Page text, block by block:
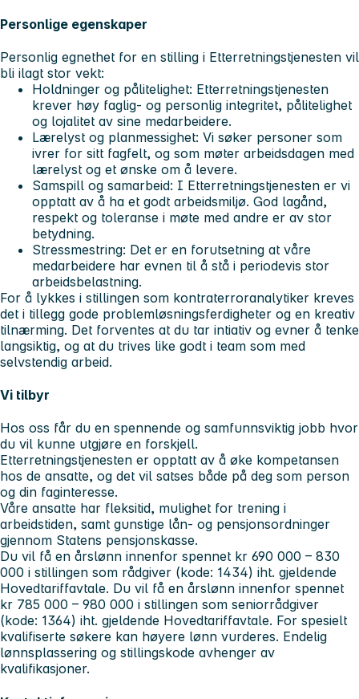
Personlige egenskaper
Personlig egnethet for en stilling i Etterretningstjenesten vil
bli ilagt stor vekt:
Holdninger og pålitelighet: Etterretningstjenesten
krever høy faglig- og personlig integritet, pålitelighet
og lojalitet av sine medarbeidere.
Lærelyst og planmessighet: Vi søker personer som
ivrer for sitt fagfelt, og som møter arbeidsdagen med
lærelyst og et ønske om å levere.
Samspill og samarbeid: I Etterretningstjenesten er vi
opptatt av å ha et godt arbeidsmiljø. God lagånd,
respekt og toleranse i møte med andre er av stor
betydning.
Stressmestring: Det er en forutsetning at våre
medarbeidere har evnen til å stå i periodevis stor
arbeidsbelastning.
For å lykkes i stillingen som kontraterroranalytiker kreves
det i tillegg gode problemløsningsferdigheter og en kreativ
tilnærming. Det forventes at du tar intiativ og evner å tenke
langsiktig, og at du trives like godt i team som med
selvstendig arbeid.
Vi tilbyr
Hos oss får du en spennende og samfunnsviktig jobb hvor
du vil kunne utgjøre en forskjell.
Etterretningstjenesten er opptatt av å øke kompetansen
hos de ansatte, og det vil satses både på deg som person
og din faginteresse.
Våre ansatte har fleksitid, mulighet for trening i
arbeidstiden, samt gunstige lån- og pensjonsordninger
gjennom Statens pensjonskasse.
Du vil få en årslønn innenfor spennet kr 690 000 – 830
000 i stillingen som rådgiver (kode: 1434) iht. gjeldende
Hovedtariffavtale. Du vil få en årslønn innenfor spennet
kr 785 000 – 980 000 i stillingen som seniorrådgiver
(kode: 1364) iht. gjeldende Hovedtariffavtale. For spesielt
kvalifiserte søkere kan høyere lønn vurderes. Endelig
lønnsplassering og stillingskode avhenger av
kvalifikasjoner.